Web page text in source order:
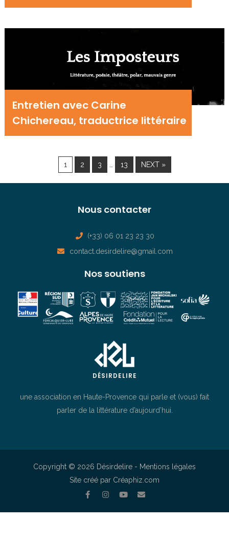
Entretien avec Carine
Chichereau, traductrice littéraire
1 2 3 13 NEXT »
DÉSIRDELIRE
une association en Haute-Provence qui parle et (vous) fait
parler de la littérature d’aujourd’hui.
Nos soutiens
Nous contacter
(+33) 06 01 23 23 30
contact.desirdelire@gmail.com
Copyright © 2026 Désirdelire - Mentions légales
Site créé par Créaphiz.com